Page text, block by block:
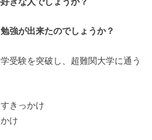
きな人でしょうか？
強が出来たのでしょうか？
受験を突破し、超難関大学に通う
きっかけ
け